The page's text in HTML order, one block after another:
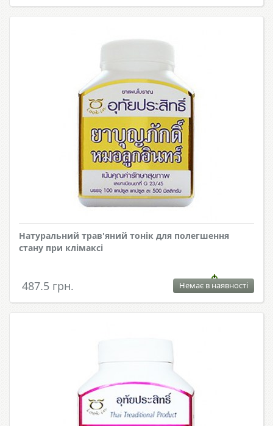
Натуральний трав'яний тонік для полегшення
стану при клімаксі
487.5 грн. Немає в наявності